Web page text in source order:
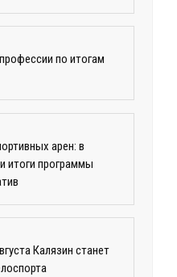
по итогам
арен: в
итоги программы
Калязин станет